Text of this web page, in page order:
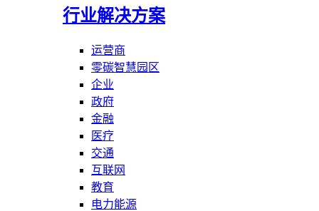
行业解决方案
运营商
零碳智慧园区
企业
政府
金融
医疗
交通
互联网
教育
电力能源